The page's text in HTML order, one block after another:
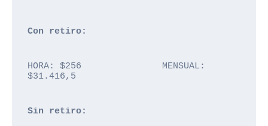
Con retiro:
HORA: $256               MENSUAL:
$31.416,5
Sin retiro: